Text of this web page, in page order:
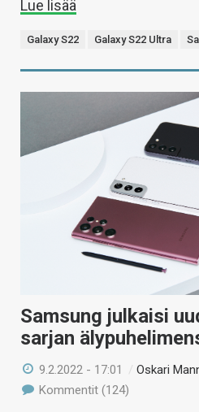
Lue lisää
Galaxy S22 Galaxy S22 Ultra
Samsung julkaisi
sarjan
9.2.2022 - 17:01 /Oskari
Kommentit (124)